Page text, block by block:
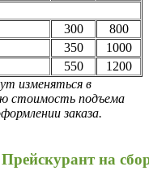
300
800
350
1000
550
1200
изменяться в
стоимость подъема
заказа.
Прейскурант на